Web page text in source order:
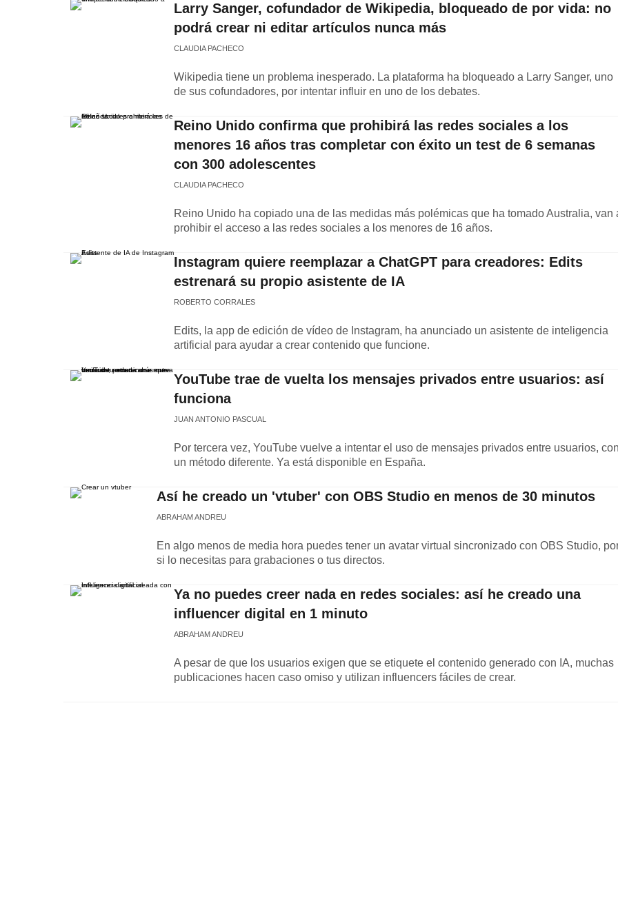
Larry Sanger, cofundador de Wikipedia, bloqueado de por vida: no
podrá crear ni editar artículos nunca más
CLAUDIA PACHECO
Wikipedia tiene un problema inesperado. La plataforma ha bloqueado a Larry Sanger, uno
de sus cofundadores, por intentar influir en uno de los debates.
Reino Unido confirma que prohibirá las redes sociales a los
menores 16 años tras completar con éxito un test de 6 semanas
con 300 adolescentes
CLAUDIA PACHECO
Reino Unido ha copiado una de las medidas más polémicas que ha tomado Australia, van
prohibir el acceso a las redes sociales a los menores de 16 años.
Instagram quiere reemplazar a ChatGPT para creadores: Edits
estrenará su propio asistente de IA
ROBERTO CORRALES
Edits, la app de edición de vídeo de Instagram, ha anunciado un asistente de inteligencia
artificial para ayudar a crear contenido que funcione.
YouTube trae de vuelta los mensajes privados entre usuarios: así
funciona
JUAN ANTONIO PASCUAL
Por tercera vez, YouTube vuelve a intentar el uso de mensajes privados entre usuarios,
un método diferente. Ya está disponible en España.
Así he creado un 'vtuber' con OBS Studio en menos de 30 minutos
ABRAHAM ANDREU
En algo menos de media hora puedes tener un avatar virtual sincronizado con OBS Studio,
si lo necesitas para grabaciones o tus directos.
Ya no puedes creer nada en redes sociales: así he creado una
influencer digital en 1 minuto
ABRAHAM ANDREU
A pesar de que los usuarios exigen que se etiquete el contenido generado con IA, muchas
publicaciones hacen caso omiso y utilizan influencers fáciles de crear.